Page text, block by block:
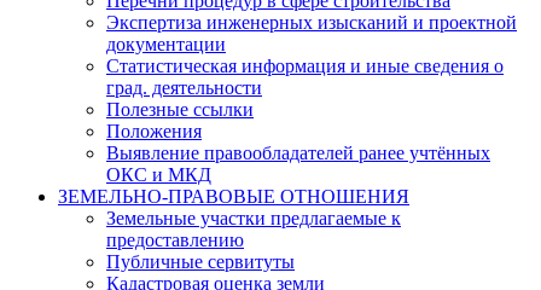
Экспертиза инженерных изысканий и проектной
документации
Статистическая информация и иные сведения о
град. деятельности
Полезные ссылки
Положения
Выявление правообладателей ранее учтённых
ОКС и МКД
ЗЕМЕЛЬНО-ПРАВОВЫЕ ОТНОШЕНИЯ
Земельные участки предлагаемые к
предоставлению
Публичные сервитуты
Кадастровая оценка земли